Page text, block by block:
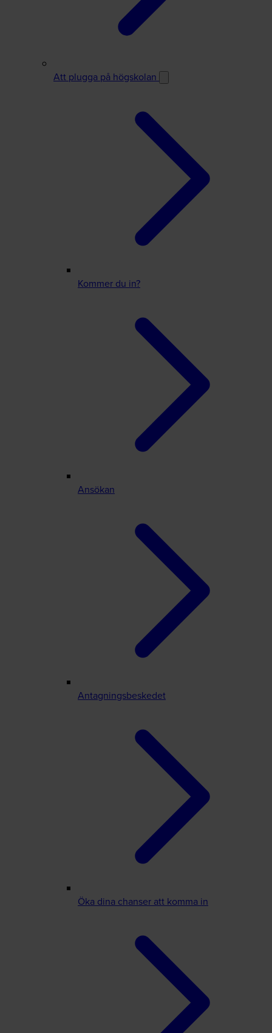
Att plugga på högskolan
Kommer du in?
Ansökan
Antagningsbeskedet
Öka dina chanser att komma in